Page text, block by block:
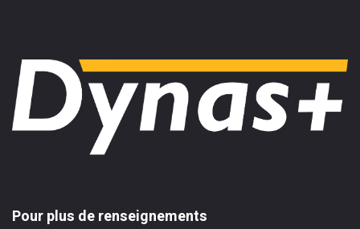
Pour plus de renseignements